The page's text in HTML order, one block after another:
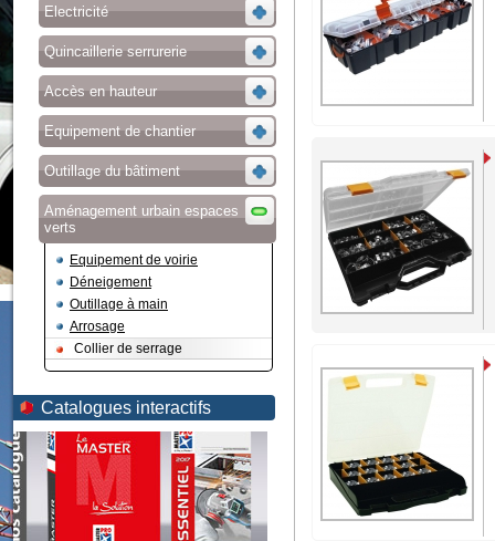
Electricité
Quincaillerie serrurerie
Accès en hauteur
Equipement de chantier
Outillage du bâtiment
Aménagement urbain espaces
verts
Equipement de voirie
Déneigement
Outillage à main
Arrosage
Collier de serrage
Catalogues interactifs